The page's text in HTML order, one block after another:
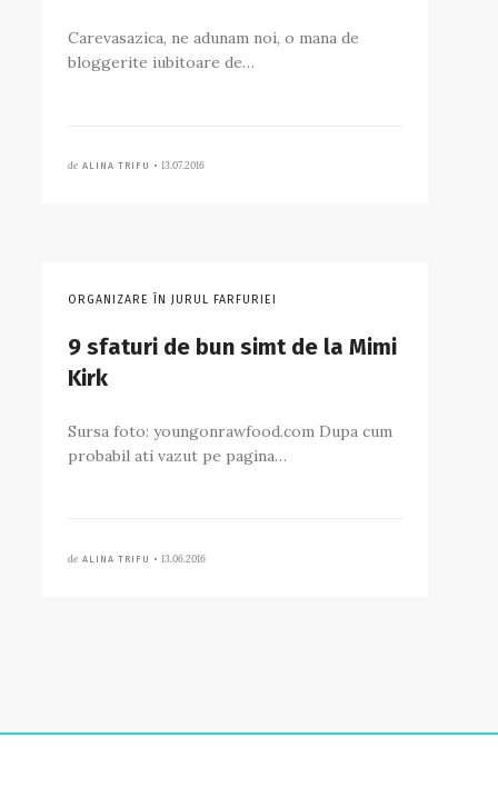
Carevasazica, ne adunam noi, o mana de
bloggerite iubitoare de…
de ALINA TRIFU • 13.07.2016
ORGANIZARE ÎN JURUL FARFURIEI
9 sfaturi de bun simt de la Mimi
Kirk
Sursa foto: youngonrawfood.com Dupa cum
probabil ati vazut pe pagina…
de ALINA TRIFU • 13.06.2016